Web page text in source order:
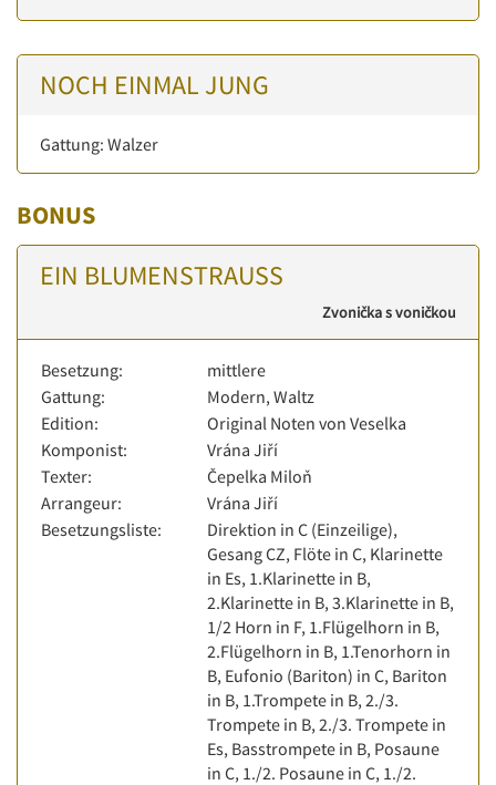
NOCH EINMAL JUNG
Gattung: Walzer
BONUS
EIN BLUMENSTRAUSS
Zvonička s voničkou
Besetzung:
mittlere
Gattung:
Modern, Waltz
Edition:
Original Noten von Veselka
Komponist:
Vrána Jiří
Texter:
Čepelka Miloň
Arrangeur:
Vrána Jiří
Besetzungsliste:
Direktion in C (Einzeilige),
Gesang CZ, Flöte in C, Klarinette
in Es, 1.Klarinette in B,
2.Klarinette in B, 3.Klarinette in B,
1/2 Horn in F, 1.Flügelhorn in B,
2.Flügelhorn in B, 1.Tenorhorn in
B, Eufonio (Bariton) in C, Bariton
in B, 1.Trompete in B, 2./3.
Trompete in B, 2./3. Trompete in
Es, Basstrompete in B, Posaune
in C, 1./2. Posaune in C, 1./2.